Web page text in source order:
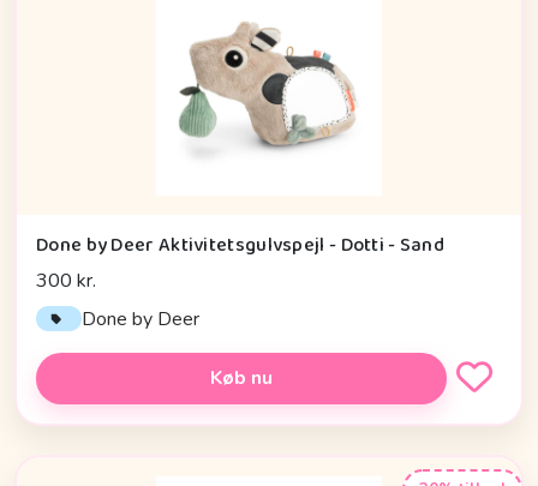
Done by Deer Aktivitetsgulvspejl - Dotti - Sand
300 kr.
Done by Deer
Køb nu